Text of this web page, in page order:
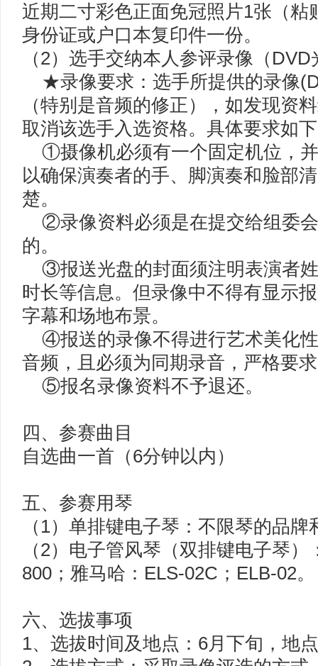
近期二寸彩色正面免冠照片1张（粘
身份证或户口本复印件一份。
（2）选手交纳本人参评录像（
★录像要求：选手所提供的录像
（特别是音频的修正），如发现资
取消该选手入选资格。具体要求如
①摄像机必须有一个固定机位，
以确保演奏者的手、脚演奏和脸部
楚。
②录像资料必须是在提交给组委
的。
③报送光盘的封面须注明表演者
时长等信息。但录像中不得有显示
字幕和场地布景。
④报送的录像不得进行艺术美化
音频，且必须为同期录音，严格要
⑤报名录像资料不予退还。
四、参赛曲目
自选曲一首（6分钟以内）
五、参赛用琴
（1）单排键电子琴：不限琴的品牌
（2）电子管风琴（双排键电子琴
800；雅马哈：ELS-02C；ELB-02。
六、选拔事项
1、选拔时间及地点：6月下旬，地